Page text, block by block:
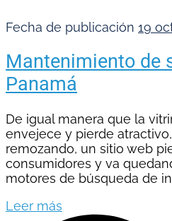
Fecha de publicación 19
Mantenimiento de
Panamá
De igual manera que la
envejece y pierde
remozando, un sitio web
consumidores y va
motores de búsqueda de
Leer más